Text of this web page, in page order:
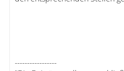
-----------------